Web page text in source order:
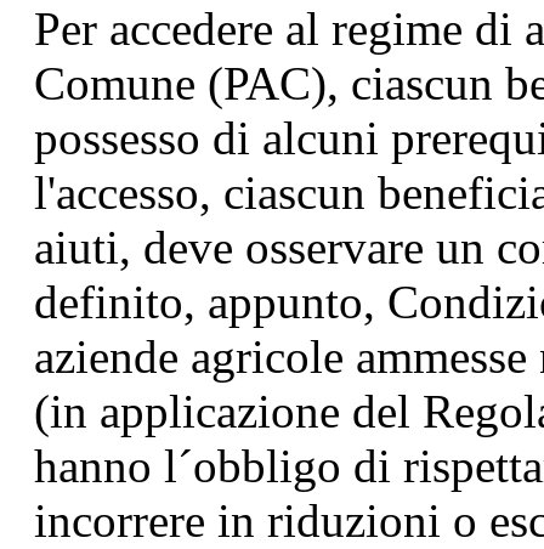
Per accedere al regime
Comune (PAC), ciascun
possesso di alcuni
l'accesso, ciascun
aiuti, deve osservare un
definito, appunto,
aziende agricole
(in applicazione del
hanno l´obbligo di
incorrere in riduzioni o